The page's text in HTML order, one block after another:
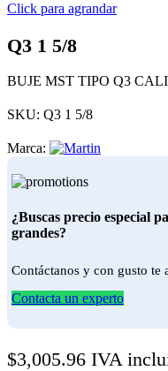
Click para agrandar
Q3 1 5/8
BUJE MST TIPO Q3
SKU: Q3 1 5/8
Marca:
¿Buscas precio especial
grandes?
Contáctanos y con gusto te
Contacta un experto
$3,005.96 IVA